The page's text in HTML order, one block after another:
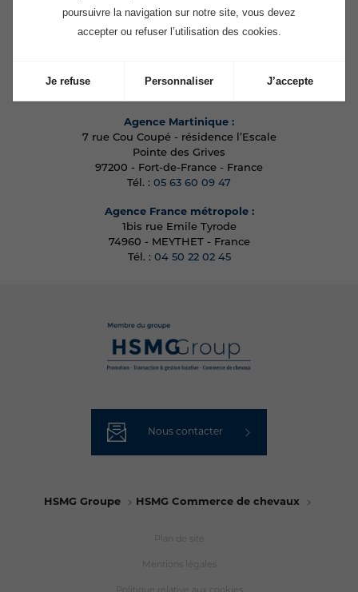
74000 - Annecy - France
Agence Martinique :
7 rue Cou Coupé - résidence l’Escale
Pointe des Grives
97200 - Fort-de-France - France
Tél. : 05 63 60 09 47
Agence France métropole :
1bis rue Emile Tyrode
74960 - MEYTHET - France
Tél. : 04 50 22 02 45
HSMG Groupe HSMG Commerce de chevaux
Nous contacter
Plan de site
Mentions légales
poursuivre la navigation sur notre site, vous devez
accepter ou refuser l’utilisation des cookies.
Je refuse Personnaliser J’accepte